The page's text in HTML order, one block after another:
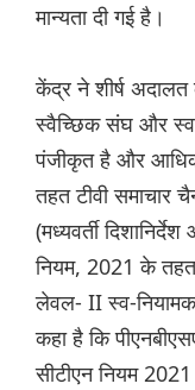
मान्यता दी गई है।
केंद्र ने शीर्ष
स्वैच्छिक संघ और
पंजीकृत है और
तहत टीवी समाचार
(मध्यवर्ती
नियम, 2021 के तहत
लेवल- II स्व-
कहा है कि
सीटीएन नियम 2021